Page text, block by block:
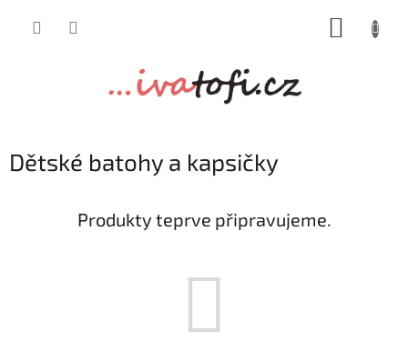
Dětské batohy a kapsičky
Produkty teprve připravujeme.